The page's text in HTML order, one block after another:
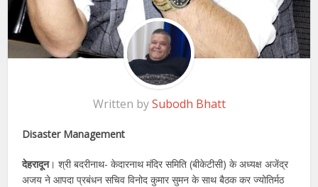
Written bySubodh Bhatt
Disaster Management
देहरादून। श्री बदरीनाथ- केदारनाथ मंदिर समिति (बीकेटीसी) के अध्यक्ष अजेंद्र
अजय ने आपदा प्रबंधन सचिव विनोद कुमार सुमन के साथ बैठक कर ज्योतिर्मठ